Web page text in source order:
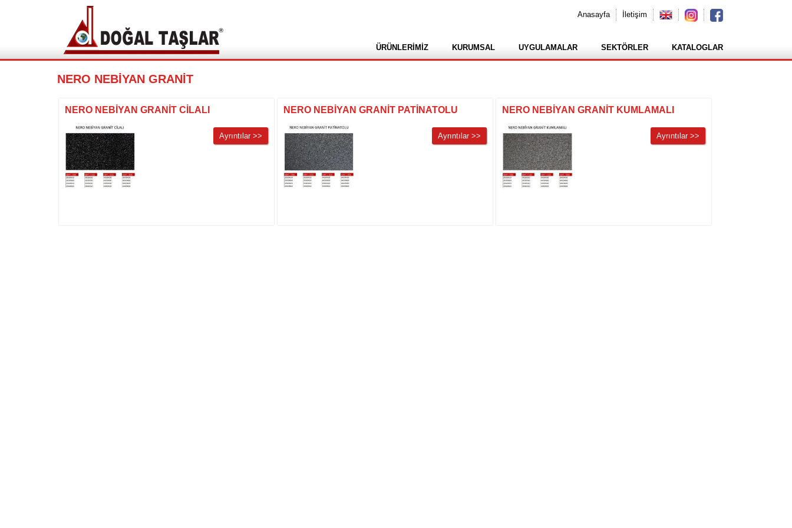
Anasayfa İletişim
ÜRÜNLERİMİZ KURUMSAL UYGULAMALAR SEKTÖRLER KATALOGLAR
NERO NEBİYAN GRANİT
NERO NEBİYAN GRANİT CİLALI
Ayrıntılar >>
NERO NEBİYAN GRANİT PATİNATOLU
Ayrıntılar >>
NERO NEBİYAN GRANİT KUMLAMALI
Ayrıntılar >>